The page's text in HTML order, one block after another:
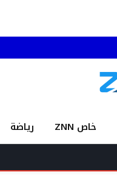
خاص ZNN رياضة